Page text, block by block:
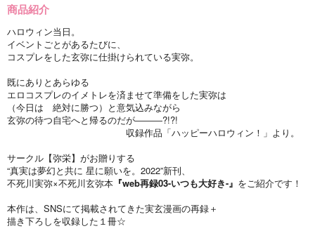
商品紹介
ハロウィン当日。
イベントごとがあるたびに、
コスプレをした玄弥に仕掛けられている実弥。
既にありとあらゆる
エロコスプレのイメトレを済ませて準備をした実弥は
（今日は 絶対に勝つ）と意気込みながら
玄弥の待つ自宅へと帰るのだが―――?!?!
収録作品「ハッピーハロウィン！」より。
サークル【弥栄】がお贈りする
“真実は夢幻と共に 星に願いを。2022”新刊、
不死川実弥×不死川玄弥本 『web再録03-いつも大好き-』 をご紹介です！
本作は、SNSにて掲載されてきた実玄漫画の再録＋
描き下ろしを収録した１冊☆